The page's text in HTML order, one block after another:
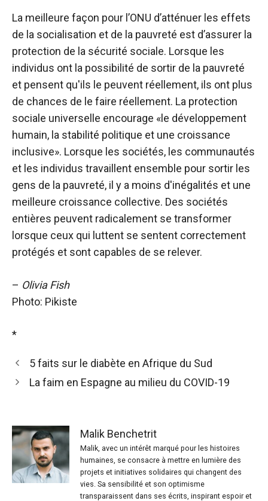
La meilleure façon pour l’ONU d’atténuer les effets
de la socialisation et de la pauvreté est d’assurer la
protection de la sécurité sociale. Lorsque les
individus ont la possibilité de sortir de la pauvreté
et pensent qu'ils le peuvent réellement, ils ont plus
de chances de le faire réellement. La protection
sociale universelle encourage «le développement
humain, la stabilité politique et une croissance
inclusive». Lorsque les sociétés, les communautés
et les individus travaillent ensemble pour sortir les
gens de la pauvreté, il y a moins d'inégalités et une
meilleure croissance collective. Des sociétés
entières peuvent radicalement se transformer
lorsque ceux qui luttent se sentent correctement
protégés et sont capables de se relever.
– Olivia Fish
Photo: Pikiste
*
5 faits sur le diabète en Afrique du Sud
La faim en Espagne au milieu du COVID-19
Malik Benchetrit
Malik, avec un intérêt marqué pour les histoires
humaines, se consacre à mettre en lumière des
projets et initiatives solidaires qui changent des
vies. Sa sensibilité et son optimisme
transparaissent dans ses écrits, inspirant espoir et